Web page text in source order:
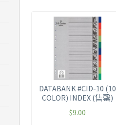
DATABANK #CID-10 (10
COLOR) INDEX (售罄)
$9.00